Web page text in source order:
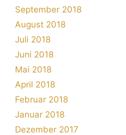
September 2018
August 2018
Juli 2018
Juni 2018
Mai 2018
April 2018
Februar 2018
Januar 2018
Dezember 2017